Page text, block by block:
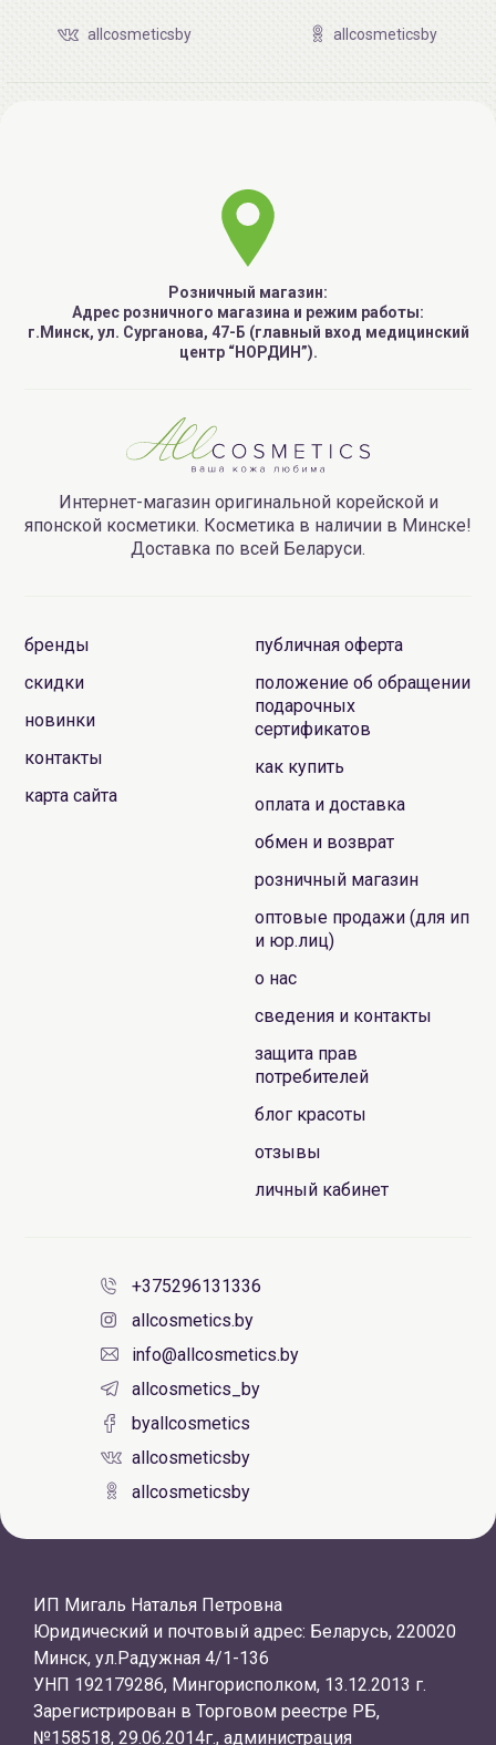
allcosmeticsby allcosmeticsby
Розничный магазин:
Адрес розничного магазина и режим работы:
г.Минск, ул. Сурганова, 47-Б (главный вход медицинский
центр “НОРДИН”).
Интернет-магазин оригинальной корейской и
японской косметики. Косметика в наличии в Минске!
Доставка по всей Беларуси.
бренды
скидки
новинки
контакты
карта сайта
публичная оферта
положение об обращении
подарочных
сертификатов
как купить
оплата и доставка
обмен и возврат
розничный магазин
оптовые продажи (для ип
и юр.лиц)
о нас
сведения и контакты
защита прав
потребителей
блог красоты
отзывы
личный кабинет
+375296131336
allcosmetics.by
info@allcosmetics.by
allcosmetics_by
byallcosmetics
allcosmeticsby
allcosmeticsby
ИП Мигаль Наталья Петровна
Юридический и почтовый адрес: Беларусь, 220020
Минск, ул.Радужная 4/1-136
УНП 192179286, Мингорисполком, 13.12.2013 г.
Зарегистрирован в Торговом реестре РБ,
№158518, 29.06.2014г., администрация